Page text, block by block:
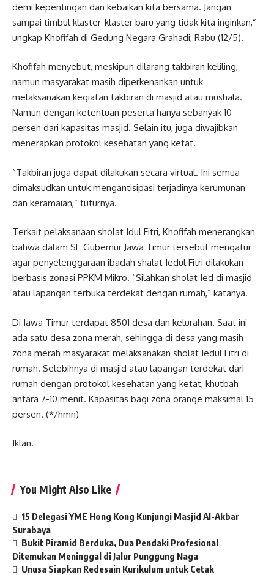
demi kepentingan dan kebaikan kita bersama. Jangan
sampai timbul klaster-klaster baru yang tidak kita inginkan,”
ungkap Khofifah di Gedung Negara Grahadi, Rabu (12/5).
Khofifah menyebut, meskipun dilarang takbiran keliling,
namun masyarakat masih diperkenankan untuk
melaksanakan kegiatan takbiran di masjid atau mushala.
Namun dengan ketentuan peserta hanya sebanyak 10
persen dari kapasitas masjid. Selain itu, juga diwajibkan
menerapkan protokol kesehatan yang ketat.
“Takbiran juga dapat dilakukan secara virtual. Ini semua
dimaksudkan untuk mengantisipasi terjadinya kerumunan
dan keramaian,” tuturnya.
Terkait pelaksanaan sholat Idul Fitri, Khofifah menerangkan
bahwa dalam SE Gubernur Jawa Timur tersebut mengatur
agar penyelenggaraan ibadah shalat Iedul Fitri dilakukan
berbasis zonasi PPKM Mikro. “Silahkan sholat Ied di masjid
atau lapangan terbuka terdekat dengan rumah,” katanya.
Di Jawa Timur terdapat 8501 desa dan kelurahan. Saat ini
ada satu desa zona merah, sehingga di desa yang masih
zona merah masyarakat melaksanakan sholat Iedul Fitri di
rumah. Selebihnya di masjid atau lapangan terdekat dari
rumah dengan protokol kesehatan yang ketat, khutbah
antara 7-10 menit. Kapasitas bagi zona orange maksimal 15
persen. (*/hmn)
Iklan.
You Might Also Like
15 Delegasi YME Hong Kong Kunjungi Masjid Al-Akbar
Surabaya
Bukit Piramid Berduka, Dua Pendaki Profesional
Ditemukan Meninggal di Jalur Punggung Naga
Unusa Siapkan Redesain Kurikulum untuk Cetak